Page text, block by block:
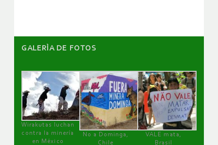
GALERÌA DE FOTOS
Wirakutas luchan
contra la minería
en México
No a Dominga,
Chile
VALE mata,
Brasil